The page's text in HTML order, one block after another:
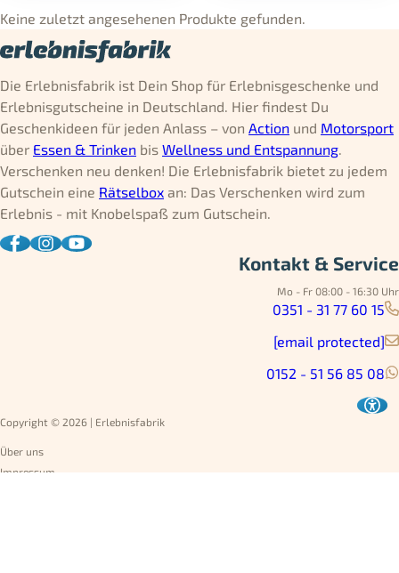
Keine zuletzt angesehenen Produkte gefunden.
Die Erlebnisfabrik ist Dein Shop für Erlebnisgeschenke und
Erlebnisgutscheine in Deutschland. Hier findest Du
Geschenkideen für jeden Anlass – von Action und Motorsport
über Essen & Trinken bis Wellness und Entspannung.
Verschenken neu denken! Die Erlebnisfabrik bietet zu jedem
Gutschein eine Rätselbox an: Das Verschenken wird zum
Erlebnis - mit Knobelspaß zum Gutschein.
Kontakt & Service
Mo - Fr 08:00 - 16:30 Uhr
0351 - 31 77 60 15
[email protected]
0152 - 51 56 85 08
Copyright © 2026 | Erlebnisfabrik
Über uns
Impressum